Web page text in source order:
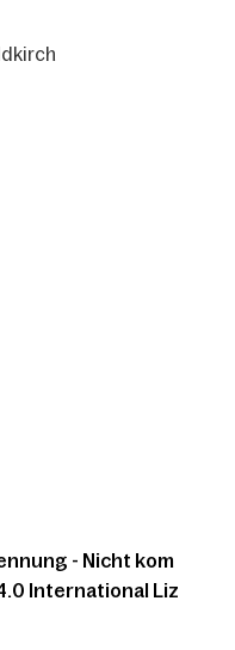
- Nicht kom
International Liz